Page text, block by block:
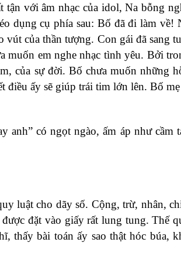
với âm nhạc của idol, Na bỗng
dụng cụ phía sau: Bố đã đi làm về!
vút của thần tượng. Con gái đã sang
muốn em nghe nhạc tình yêu. Bởi
của sự đời. Bố chưa muốn những
điều ấy sẽ giúp trái tim lớn lên. Bố
anh” có ngọt ngào, ấm áp như cầm
luật cho dãy số. Cộng, trừ, nhân,
đặt vào giấy rất lung tung. Thế
thấy bài toán ấy sao thật hóc búa,